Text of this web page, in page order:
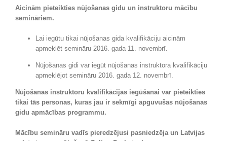
Aicinām pieteikties nūjošanas gidu un instruktoru mācību
semināriem.
Lai iegūtu tikai nūjošanas gida kvalifikāciju aicinām
apmeklēt semināru 2016. gada 11. novembrī.
Nūjošanas gidi var iegūt nūjošanas instruktora kvalifikāciju
apmeklējot semināru 2016. gada 12. novembrī.
Nūjošanas instruktoru kvalifikācijas iegūšanai var pieteikties
tikai tās personas, kuras jau ir sekmīgi apguvušas nūjošanas
gidu apmācības programmu.
Mācību semināru vadīs pieredzējusi pasniedzēja un Latvijas